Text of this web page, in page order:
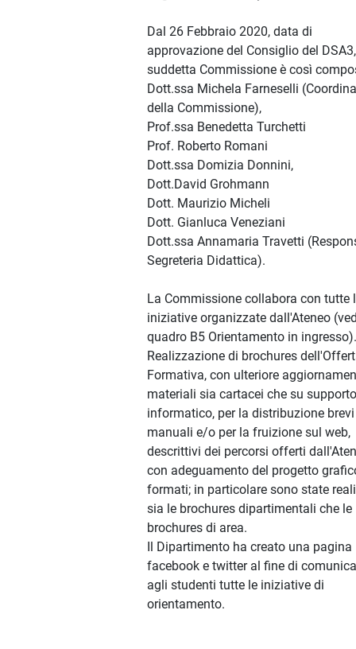
Dal 26 Febbraio 2020, data di
approvazione del Consiglio del
suddetta Commissione è così
Dott.ssa Michela Farneselli
della Commissione),
Prof.ssa Benedetta Turchetti
Prof. Roberto Romani
Dott.ssa Domizia Donnini,
Dott.David Grohmann
Dott. Maurizio Micheli
Dott. Gianluca Veneziani
Dott.ssa Annamaria Travetti
Segreteria Didattica).
La Commissione collabora con tutte
iniziative organizzate dall'Ateneo
quadro B5 Orientamento in ingresso).
Realizzazione di brochures
Formativa, con ulteriore
materiali sia cartacei che su supporto
informatico, per la distribuzione brevi
manuali e/o per la fruizione sul web,
descrittivi dei percorsi offerti
con adeguamento del progetto
formati; in particolare sono state
sia le brochures dipartimentali che le
brochures di area.
Il Dipartimento ha creato una pagina
facebook e twitter al fine di
agli studenti tutte le iniziative di
orientamento.